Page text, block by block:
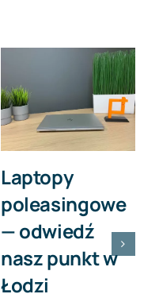
Laptopy
poleasingowe
— odwiedź
nasz punkt w
Łodzi